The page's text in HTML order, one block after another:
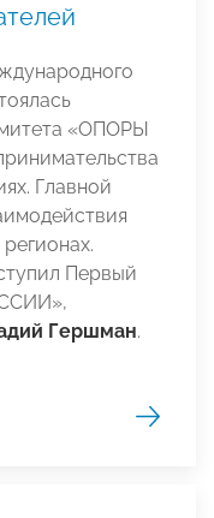
«ОПОРЫ
Главной
Первый
Гершман.